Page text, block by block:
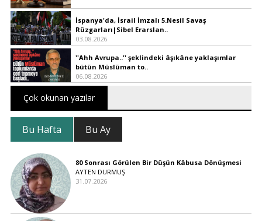
İspanya'da, İsrail İmzalı 5.Nesil Savaş
Rüzgarları|Sibel Erarslan..
03.08.2026
''Ahh Avrupa..'' şeklindeki âşıkâne yaklaşımlar
bütün Müslüman to..
06.08.2026
Çok okunan yazılar
Bu Hafta Bu Ay
80 Sonrası Görülen Bir Düşün Kâbusa Dönüşmesi
AYTEN DURMUŞ
31.07.2026